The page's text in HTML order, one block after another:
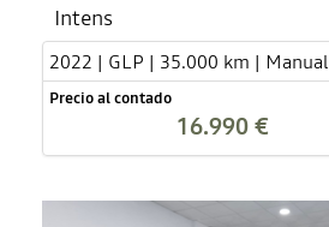
Intens
2022 | GLP | 35.000 km | Manual
Precio al contado
16.990 €